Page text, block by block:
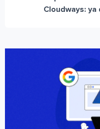
Cloudways: ya